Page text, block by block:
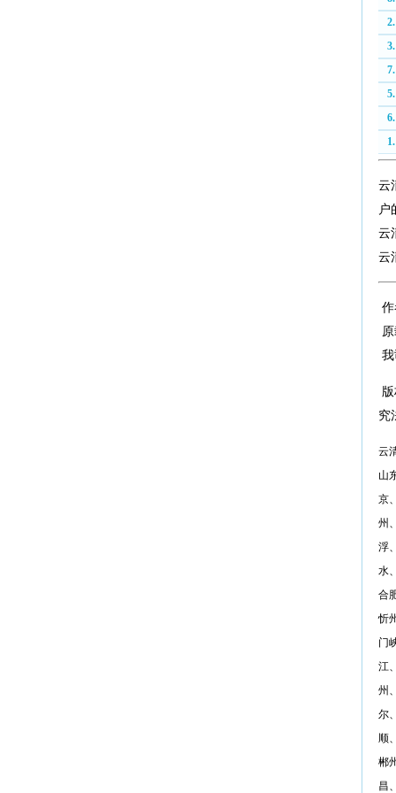
云
户
云
云
究
云
山
京
州
浮
水
合
忻
门
江
州
尔
顺
郴
昌